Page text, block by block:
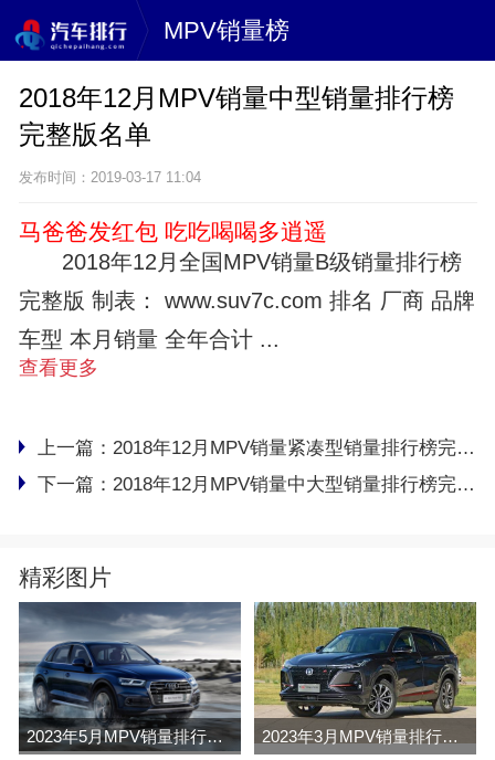
MPV销量榜
2018年12月MPV销量中型销量排行榜
完整版名单
发布时间：2019-03-17 11:04
马爸爸发红包 吃吃喝喝多逍遥
2018年12月全国MPV销量B级销量排行榜
完整版 制表： www.suv7c.com 排名 厂商 品牌
车型 本月销量 全年合计 ...
查看更多
上一篇： 2018年12月MPV销量紧凑型销量排行榜完整版名单
下一篇： 2018年12月MPV销量中大型销量排行榜完整版名单
精彩图片
2023年5月MPV销量排行榜完整版名单 2023年3月MPV销量排行榜完整版名单